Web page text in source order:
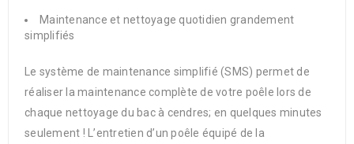
Maintenance et nettoyage quotidien grandement
simplifiés
Le système de maintenance simplifié (SMS) permet de
réaliser la maintenance complète de votre poêle lors de
chaque nettoyage du bac à cendres; en quelques minutes
seulement ! L’entretien d’un poêle équipé de la